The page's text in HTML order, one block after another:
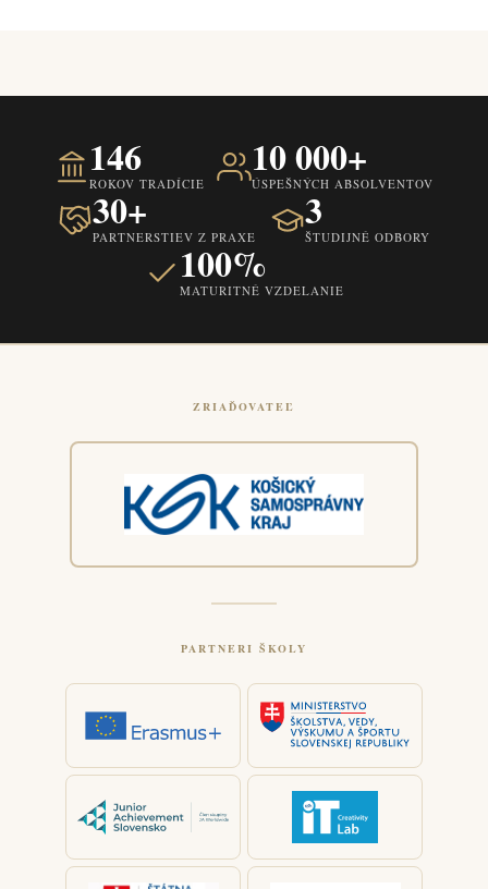
146
ROKOV TRADÍCIE
10 000+
ÚSPEŠNÝCH ABSOLVENTOV
30+
PARTNERSTIEV Z PRAXE
3
ŠTUDIJNÉ ODBORY
100%
MATURITNÉ VZDELANIE
ZRIAĎOVATEĽ
PARTNERI ŠKOLY